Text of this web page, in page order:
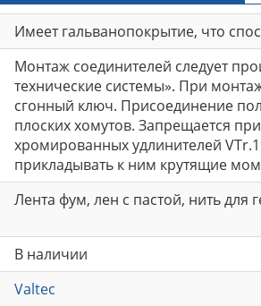
Имеет гальванопокрытие, что
Монтаж соединителей следует
технические системы». При
сгонный ключ. Присоединение
плоских хомутов. Запрещается
хромированных удлинителей
прикладывать к ним крутящие
Лента фум, лен с пастой, нить для
В наличии
Valtec